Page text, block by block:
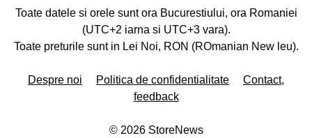
Toate datele si orele sunt ora Bucurestiului, ora Romaniei
(UTC+2 iarna si UTC+3 vara).
Toate preturile sunt in Lei Noi, RON (ROmanian New leu).
Despre noi Politica de confidentialitate
Contact,
feedback
© 2026StoreNews